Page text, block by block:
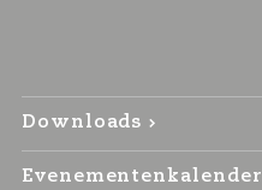
Downloads
Evenementenkalender